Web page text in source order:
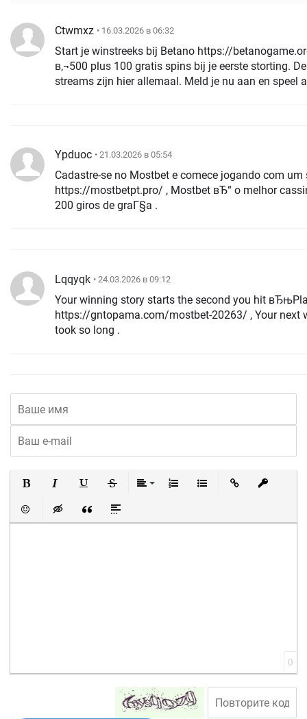
Ctwmxz • 16.03.2026 в 06:32
Start je winstreeks bij Betano https://
в‚¬500 plus 100 gratis spins bij je eerste storting.
streams zijn hier allemaal. Meld je nu aan en speel
Ypduoc • 21.03.2026 в 05:54
Cadastre-se no Mostbet e comece jogando com um
https://mostbetpt.pro/ , Mostbet вЂ“ o melhor
200 giros de graГ§a .
Lqqyqk • 24.03.2026 в 09:12
Your winning story starts the second you hit
https://gntopama.com/mostbet-20263/ , Your next
took so long .
Вставить смайлик
Вставка скрытого текста
Вставка цитаты
Вставка спойлера
0